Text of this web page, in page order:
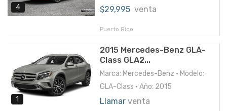
4 $29,995 venta
Puerto Rico
1
2015 Mercedes-Benz GLA-
Class GLA2...
Marca: Mercedes-Benz • Modelo:
GLA-Class • Año: 2015
Llamar venta